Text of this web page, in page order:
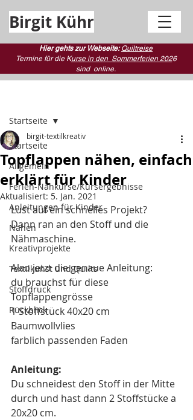
Birgit Kühr
Hier gehts zur Webseite:Quiltreise
Termine für die Kurse in den Sommerferien 2026
sind online.
Startseite
Allgemein
Ferien-Nähkurse/Kursergebnisse
Anleitungen für Kinder
Nähen
Kreativprojekte
Textilkunst und Quilts
Stoffdruck
Rückblick
Startseite
Topflappen nähen, einfach
erklärt für Kinder
birgit-textilkreativ
Aktualisiert: 5. Jan. 2021
Lust auf ein schnelles Projekt?
Dann ran an den Stoff und die
Nähmaschine.
Also jetzt die genaue Anleitung:
du brauchst für diese
Topflappengrösse
1 Stoffstück 40x20 cm
Baumwollvlies
farblich passenden Faden
Anleitung:
Du schneidest den Stoff in der Mitte
durch und hast dann 2 Stoffstücke a
20x20 cm.